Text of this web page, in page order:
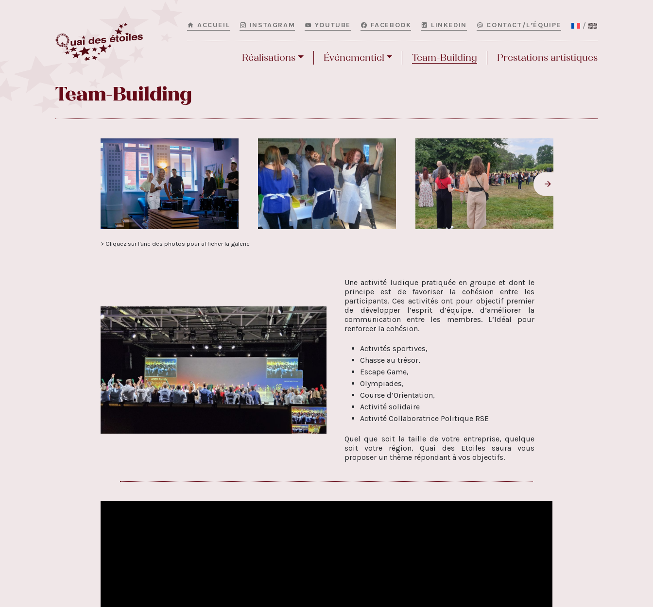
ACCUEIL INSTAGRAM YOUTUBE FACEBOOK LINKEDIN CONTACT/L’ÉQUIPE
Réalisations Événementiel Team-Building Prestations artistiques
Team-Building
> Cliquez sur l'une des photos pour afficher la galerie
Une activité ludique pratiquée en groupe et dont le
principe est de favoriser la cohésion entre les
participants. Ces activités ont pour objectif premier
de développer l’esprit d’équipe, d’améliorer la
communication entre les membres. L’Idéal pour
renforcer la cohésion.
Activités sportives,
Chasse au trésor,
Escape Game,
Olympiades,
Course d’Orientation,
Activité solidaire
Activité Collaboratrice Politique RSE
Quel que soit la taille de votre entreprise, quelque
soit votre région, Quai des Etoiles saura vous
proposer un thème répondant à vos objectifs.